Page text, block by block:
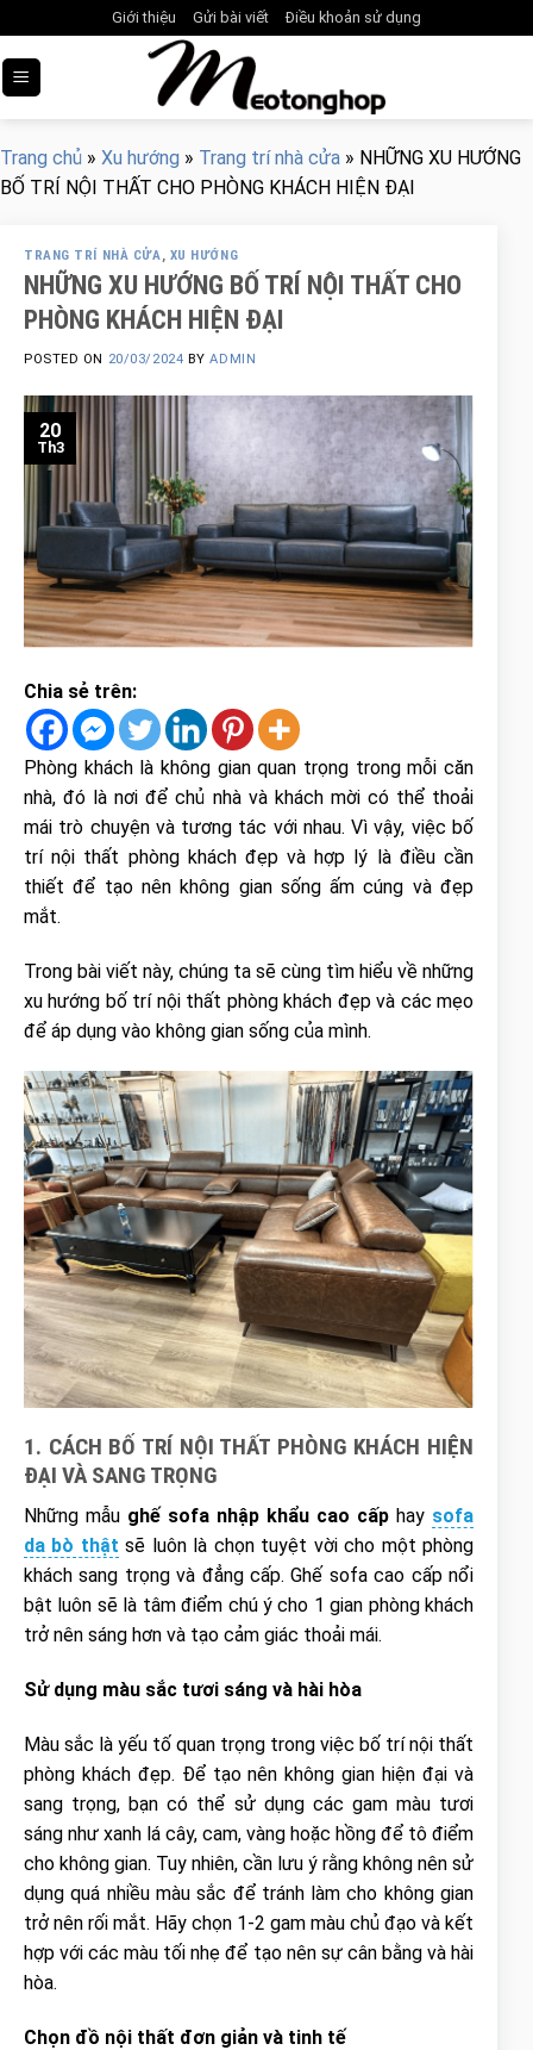
to
content
Giới thiệu Gửi bài viết Điều khoản sử dụng
Trang chủ » Xu hướng » Trang trí nhà cửa » NHỮNG XU HƯỚNG
BỐ TRÍ NỘI THẤT CHO PHÒNG KHÁCH HIỆN ĐẠI
TRANG TRÍ NHÀ CỬA, XU HƯỚNG
NHỮNG XU HƯỚNG BỐ TRÍ NỘI THẤT CHO
PHÒNG KHÁCH HIỆN ĐẠI
POSTED ON 20/03/2024 BYADMIN
20
Th3
Chia sẻ trên:
Phòng khách là không gian quan trọng trong mỗi căn
nhà, đó là nơi để chủ nhà và khách mời có thể thoải
mái trò chuyện và tương tác với nhau. Vì vậy, việc bố
trí nội thất phòng khách đẹp và hợp lý là điều cần
thiết để tạo nên không gian sống ấm cúng và đẹp
mắt.
Trong bài viết này, chúng ta sẽ cùng tìm hiểu về những
xu hướng bố trí nội thất phòng khách đẹp và các mẹo
để áp dụng vào không gian sống của mình.
1. CÁCH BỐ TRÍ NỘI THẤT PHÒNG KHÁCH HIỆN
ĐẠI VÀ SANG TRỌNG
Những mẫu ghế sofa nhập khẩu cao cấp hay sofa
da bò thật sẽ luôn là chọn tuyệt vời cho một phòng
khách sang trọng và đẳng cấp. Ghế sofa cao cấp nổi
bật luôn sẽ là tâm điểm chú ý cho 1 gian phòng khách
trở nên sáng hơn và tạo cảm giác thoải mái.
Sử dụng màu sắc tươi sáng và hài hòa
Màu sắc là yếu tố quan trọng trong việc bố trí nội thất
phòng khách đẹp. Để tạo nên không gian hiện đại và
sang trọng, bạn có thể sử dụng các gam màu tươi
sáng như xanh lá cây, cam, vàng hoặc hồng để tô điểm
cho không gian. Tuy nhiên, cần lưu ý rằng không nên sử
dụng quá nhiều màu sắc để tránh làm cho không gian
trở nên rối mắt. Hãy chọn 1-2 gam màu chủ đạo và kết
hợp với các màu tối nhẹ để tạo nên sự cân bằng và hài
hòa.
Chọn đồ nội thất đơn giản và tinh tế